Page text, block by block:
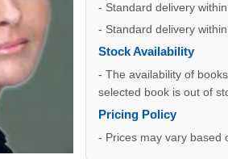
- Standard delivery
- Standard delivery
Stock Availability
- The availability of
selected book is out of
Pricing Policy
- Prices may vary based